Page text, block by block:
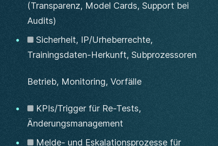
(Transparenz, Model Cards, Support bei
Audits)
Sicherheit, IP/Urheberrechte,
Trainingsdaten-Herkunft, Subprozessoren
Betrieb, Monitoring, Vorfälle
KPIs/Trigger für Re-Tests,
Änderungsmanagement
Melde- und Eskalationsprozesse für